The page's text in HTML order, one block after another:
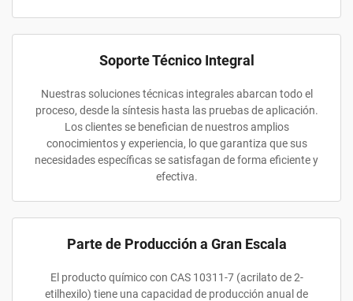
Soporte Técnico Integral
Nuestras soluciones técnicas integrales abarcan todo el
proceso, desde la síntesis hasta las pruebas de aplicación.
Los clientes se benefician de nuestros amplios
conocimientos y experiencia, lo que garantiza que sus
necesidades específicas se satisfagan de forma eficiente y
efectiva.
Parte de Producción a Gran Escala
El producto químico con CAS 10311-7 (acrilato de 2-
etilhexilo) tiene una capacidad de producción anual de